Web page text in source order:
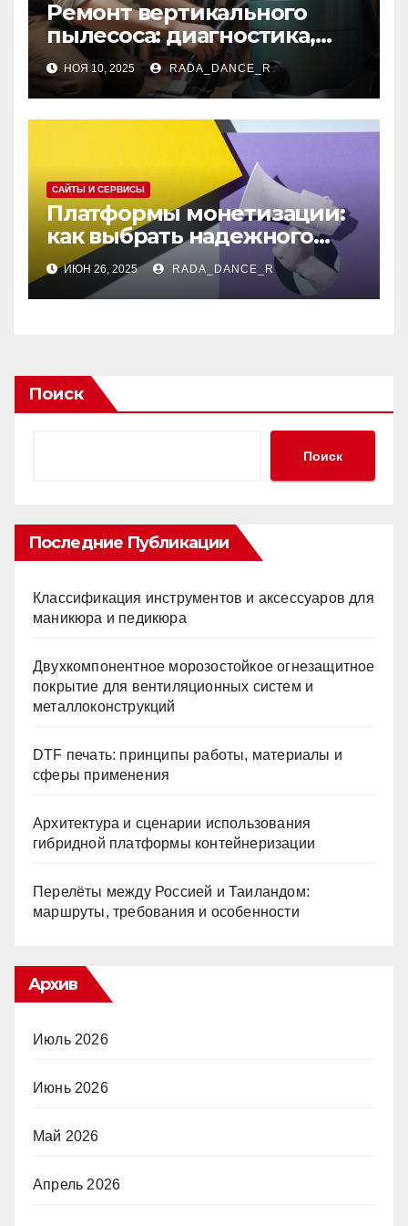
Ремонт вертикального
пылесоса: диагностика,
типичные неисправности
и замена узлов
НОЯ 10, 2025 RADA_DANCE_R
САЙТЫ И СЕРВИСЫ
Платформы монетизации:
как выбрать надежного
партнера
ИЮН 26, 2025 RADA_DANCE_R
Поиск
Поиск
Последние Публикации
Классификация инструментов и аксессуаров для
маникюра и педикюра
Двухкомпонентное морозостойкое огнезащитное
покрытие для вентиляционных систем и
металлоконструкций
DTF печать: принципы работы, материалы и
сферы применения
Архитектура и сценарии использования
гибридной платформы контейнеризации
Перелёты между Россией и Таиландом:
маршруты, требования и особенности
Архив
Июль 2026
Июнь 2026
Май 2026
Апрель 2026